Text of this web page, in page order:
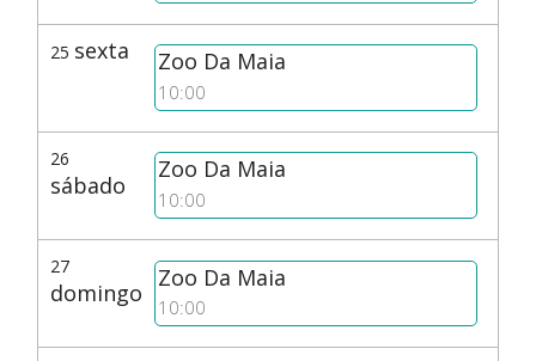
25 sexta Zoo Da Maia
10:00
26
sábado
Zoo Da Maia
10:00
27
domingo
Zoo Da Maia
10:00